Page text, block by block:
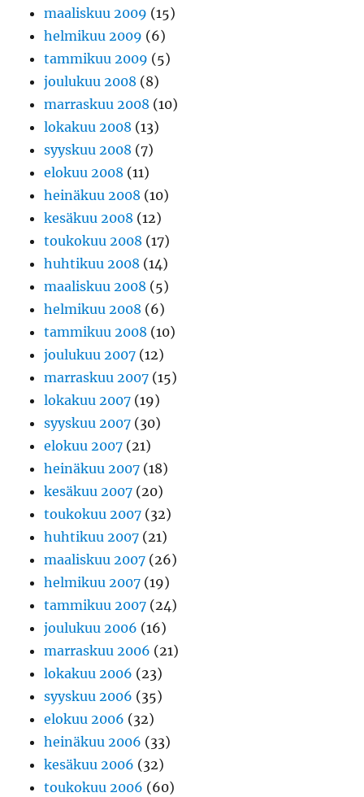
maaliskuu 2009 (15)
helmikuu 2009 (6)
tammikuu 2009 (5)
joulukuu 2008 (8)
marraskuu 2008 (10)
lokakuu 2008 (13)
syyskuu 2008 (7)
elokuu 2008 (11)
heinäkuu 2008 (10)
kesäkuu 2008 (12)
toukokuu 2008 (17)
huhtikuu 2008 (14)
maaliskuu 2008 (5)
helmikuu 2008 (6)
tammikuu 2008 (10)
joulukuu 2007 (12)
marraskuu 2007 (15)
lokakuu 2007 (19)
syyskuu 2007 (30)
elokuu 2007 (21)
heinäkuu 2007 (18)
kesäkuu 2007 (20)
toukokuu 2007 (32)
huhtikuu 2007 (21)
maaliskuu 2007 (26)
helmikuu 2007 (19)
tammikuu 2007 (24)
joulukuu 2006 (16)
marraskuu 2006 (21)
lokakuu 2006 (23)
syyskuu 2006 (35)
elokuu 2006 (32)
heinäkuu 2006 (33)
kesäkuu 2006 (32)
toukokuu 2006 (60)